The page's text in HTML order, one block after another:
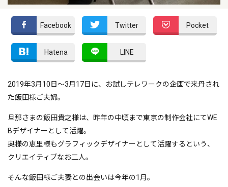
Facebook Twitter Pocket
Hatena LINE
2019年3月10日～3月17日に、お試しテレワークの企画で来丹され
た飯田様ご夫婦。
旦那さまの飯田貴之様は、昨年の中頃まで東京の制作会社にてWE
Bデザイナーとして活躍。
奥様の恵里様もグラフィックデザイナーとして活躍するという、
クリエイティブなお二人。
そんな飯田様ご夫妻との出会いは今年の1月。